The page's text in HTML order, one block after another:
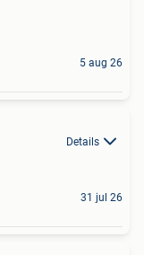
5 aug 26
Details
31 jul 26